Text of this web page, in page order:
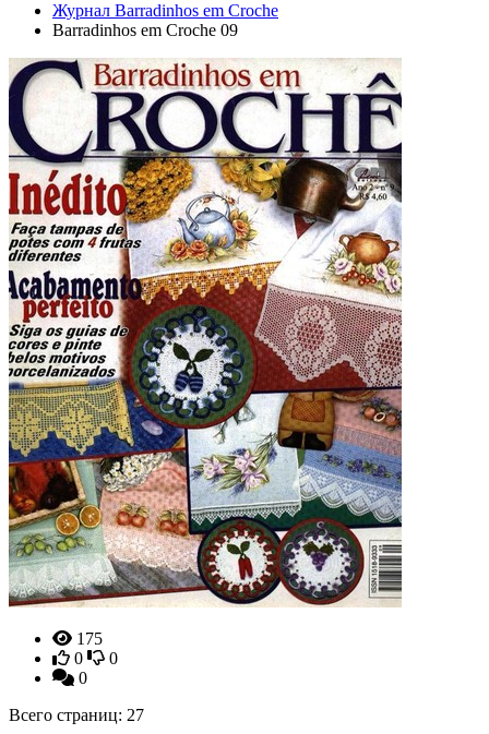
Журнал Barradinhos em Croche
Barradinhos em Croche 09
175
0
0
0
Всего страниц: 27